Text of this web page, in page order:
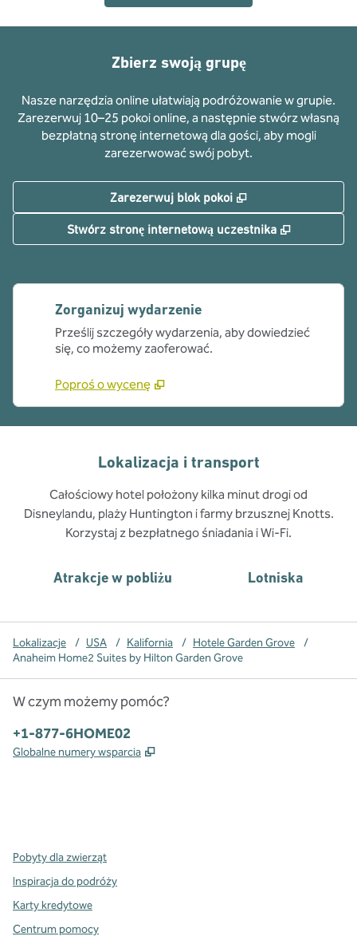
Zbierz swoją grupę
Nasze narzędzia online ułatwiają podróżowanie w grupie.
Zarezerwuj 10–25 pokoi online, a następnie stwórz własną
bezpłatną stronę internetową dla gości, aby mogli
zarezerwować swój pobyt.
Zarezerwuj blok pokoi ,
Stwórz stronę internetową uczestnika ,
Zorganizuj wydarzenie
Prześlij szczegóły wydarzenia, aby dowiedzieć
się, co możemy zaoferować.
Poproś o wycenę
Lokalizacja i transport
Całościowy hotel położony kilka minut drogi od
Disneylandu, plaży Huntington i farmy brzusznej Knotts.
Korzystaj z bezpłatnego śniadania i Wi-Fi.
Atrakcje w pobliżu Lotniska
Lokalizacje / USA / Kalifornia / Hotele Garden Grove
/
Anaheim Home2 Suites by Hilton Garden Grove
W czym możemy pomóc?
Telefon:
+1-877-6HOME02
Globalne numery wsparcia ,
Pobyty dla zwierząt
Inspiracja do podróży
Karty kredytowe
Centrum pomocy